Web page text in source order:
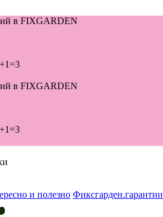
в FIXGARDEN
в FIXGARDEN
и полезно Фиксгарден.гарантии